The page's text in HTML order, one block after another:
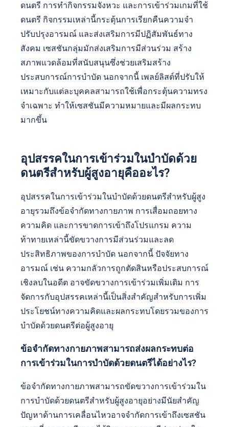
ดนตรี การทำกิจกรรมจังหวะ และการเข้าร่วมเกมที่ใช้
ดนตรี กิจกรรมเหล่านี้กระตุ้นการเรียกคืนความจำ
ปรับปรุงอารมณ์ และส่งเสริมการมีปฏิสัมพันธ์ทาง
สังคม เซสชันกลุ่มมักส่งเสริมการมีส่วนร่วม สร้าง
สภาพแวดล้อมที่สนับสนุนซึ่งช่วยเสริมสร้าง
ประสบการณ์การบำบัด นอกจากนี้ เพลย์ลิสต์ที่ปรับให้
เหมาะกับแต่ละบุคคลสามารถใช้เพื่อกระตุ้นความทรง
จำเฉพาะ ทำให้เซสชันมีความหมายและมีผลกระทบ
มากขึ้น
อุปสรรคในการเข้าร่วมในบำบัดด้วย
ดนตรีสำหรับผู้สูงอายุคืออะไร?
อุปสรรคในการเข้าร่วมในบำบัดด้วยดนตรีสำหรับผู้สูง
อายุรวมถึงข้อจำกัดทางกายภาพ การเสื่อมถอยทาง
ความคิด และการขาดการเข้าถึงโปรแกรม ความ
ท้าทายเหล่านี้ขัดขวางการมีส่วนร่วมและลด
ประสิทธิภาพของการบำบัด นอกจากนี้ ปัจจัยทาง
อารมณ์ เช่น ความกลัวการถูกตัดสินหรือประสบการณ์
จัดการกับอุปสรรคเหล่านี้เป็นสิ่งสำคัญสำหรับการเพิ่ม
ประโยชน์ทางความคิดและผลกระทบโดยรวมของการ
บำบัดด้วยดนตรีต่อผู้สูงอายุ